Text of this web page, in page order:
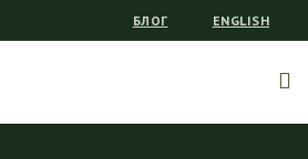
БЛОГ ENGLISH